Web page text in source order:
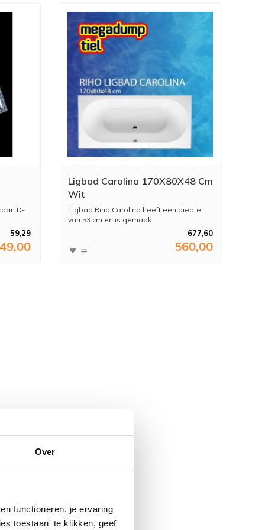
Over
functioneren, je ervaring
toestaan' te klikken, geef
D-
59,29
49,00
Ligbad Carolina 170X80X48 Cm
Wit
Ligbad Riho Carolina heeft een diepte
van 53 cm en is gemaak...
677,60
560,00